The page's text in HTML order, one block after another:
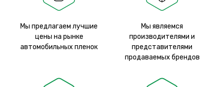
Мы предлагаем лучшие
цены на рынке
автомобильных пленок
Мы являемся
производителями и
представителями
продаваемых брендов